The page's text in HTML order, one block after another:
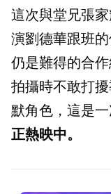
這次與堂兄張
演劉德華跟班
仍是難得的合
拍攝時不敢打
默角色，這是一
正熱映中。